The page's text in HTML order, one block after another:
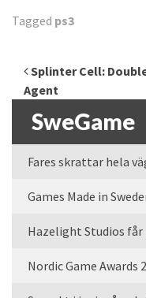
Tagged ps3
Inläggsnavigering
Splinter Cell:
Agent
SweGame
Fares skrattar hela
Hazelight Studios
Nordic Game Awards